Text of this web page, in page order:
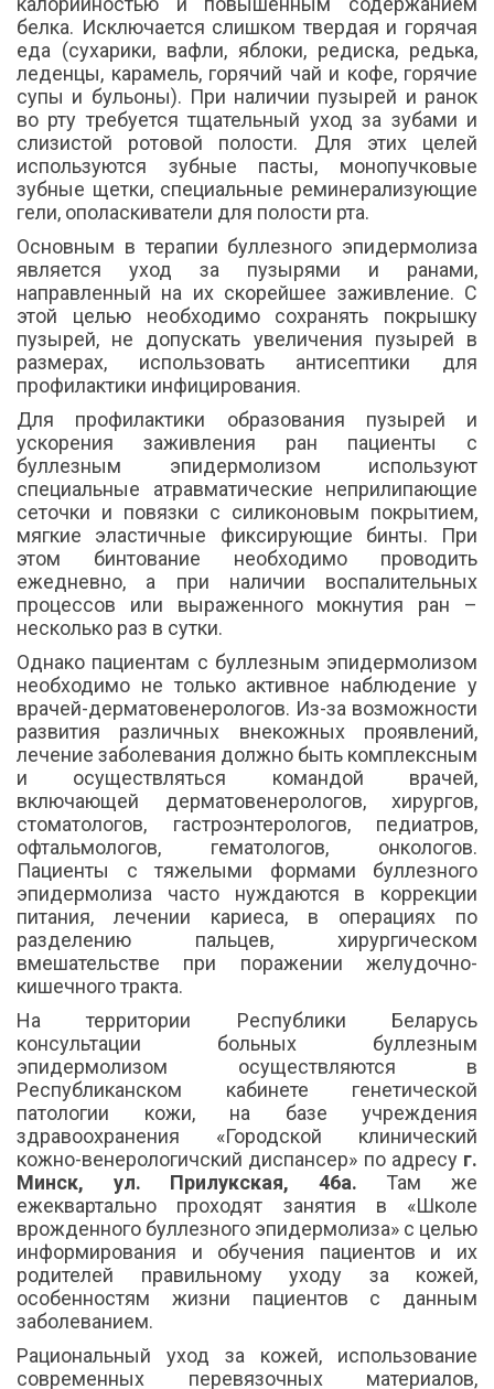
белка. Исключается слишком твердая и горячая
еда (сухарики, вафли, яблоки, редиска, редька,
леденцы, карамель, горячий чай и кофе, горячие
супы и бульоны). При наличии пузырей и ранок
во рту требуется тщательный уход за зубами и
слизистой ротовой полости. Для этих целей
используются зубные пасты, монопучковые
зубные щетки, специальные реминерализующие
гели, ополаскиватели для полости рта.
Основным в терапии буллезного эпидермолиза
является уход за пузырями и ранами,
направленный на их скорейшее заживление. С
этой целью необходимо сохранять покрышку
пузырей, не допускать увеличения пузырей в
размерах, использовать антисептики для
профилактики инфицирования.
Для профилактики образования пузырей и
ускорения заживления ран пациенты с
буллезным эпидермолизом используют
специальные атравматические неприлипающие
сеточки и повязки с силиконовым покрытием,
мягкие эластичные фиксирующие бинты. При
этом бинтование необходимо проводить
ежедневно, а при наличии воспалительных
процессов или выраженного мокнутия ран –
несколько раз в сутки.
Однако пациентам с буллезным эпидермолизом
необходимо не только активное наблюдение у
врачей-дерматовенерологов. Из-за возможности
развития различных внекожных проявлений,
лечение заболевания должно быть комплексным
и осуществляться командой врачей,
включающей дерматовенерологов, хирургов,
стоматологов, гастроэнтерологов, педиатров,
офтальмологов, гематологов, онкологов.
Пациенты с тяжелыми формами буллезного
эпидермолиза часто нуждаются в коррекции
питания, лечении кариеса, в операциях по
разделению пальцев, хирургическом
вмешательстве при поражении желудочно-
кишечного тракта.
На территории Республики Беларусь
консультации больных буллезным
эпидермолизом осуществляются в
Республиканском кабинете генетической
патологии кожи, на базе учреждения
здравоохранения «Городской клинический
кожно-венерологичский диспансер» по адресу г.
Минск, ул. Прилукская, 46а. Там же
ежеквартально проходят занятия в «Школе
врожденного буллезного эпидермолиза» с целью
информирования и обучения пациентов и их
родителей правильному уходу за кожей,
особенностям жизни пациентов с данным
заболеванием.
Рациональный уход за кожей, использование
современных перевязочных материалов,